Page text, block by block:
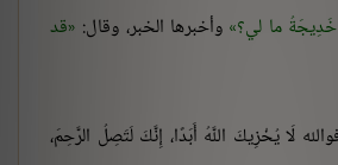
خَدِيجَةُ ما لي؟ وأخبرها الخبر، وقال: قد
لَا يُخْزِيكَ اللَّهُ أَبَدًا، إِنَّكَ لَتَصِلُ الرَّحِمَ،